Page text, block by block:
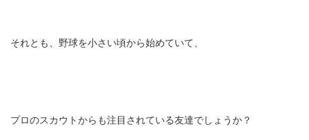
それとも、野球を小さい頃から始めていて、
プロのスカウトからも注目されている友達でしょうか？